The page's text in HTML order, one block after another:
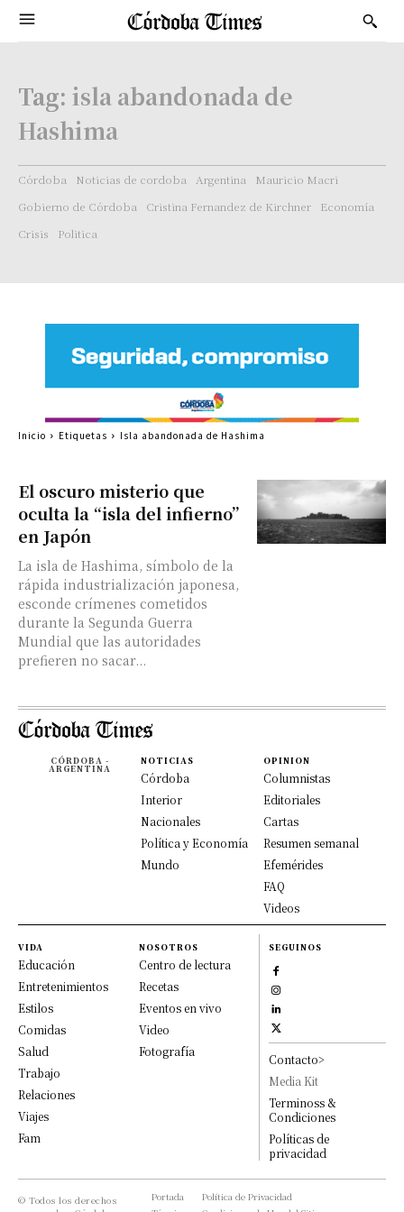
Tag: isla abandonada de
Hashima
Córdoba Noticias de cordoba Argentina
Mauricio Macri
Gobierno de Córdoba
Cristina Fernandez de Kirchner
Economía
Crisis
Politica
El oscuro misterio que
oculta la “isla del infierno”
en Japón
La isla de Hashima, símbolo de la
rápida industrialización japonesa,
esconde crímenes cometidos
durante la Segunda Guerra
Mundial que las autoridades
prefieren no sacar...
Inicio Etiquetas Isla abandonada de Hashima
CÓRDOBA -
ARGENTINA
NOTICIAS
Córdoba
Interior
Nacionales
Política y Economía
Mundo
OPINION
Columnistas
Editoriales
Cartas
Resumen semanal
Efemérides
FAQ
Videos
VIDA
Educación
Entretenimientos
Estilos
Comidas
Salud
Trabajo
Relaciones
Viajes
Fam
NOSOTROS
Centro de lectura
Recetas
Eventos en vivo
Video
Fotografía
SEGUINOS
Contacto>
Media Kit
Terminoss &
Condiciones
Políticas de
privacidad
© Todos los derechos
Portada
Política de Privacidad